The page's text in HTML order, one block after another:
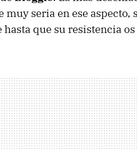
muy seria en ese aspecto,
que su resistencia os